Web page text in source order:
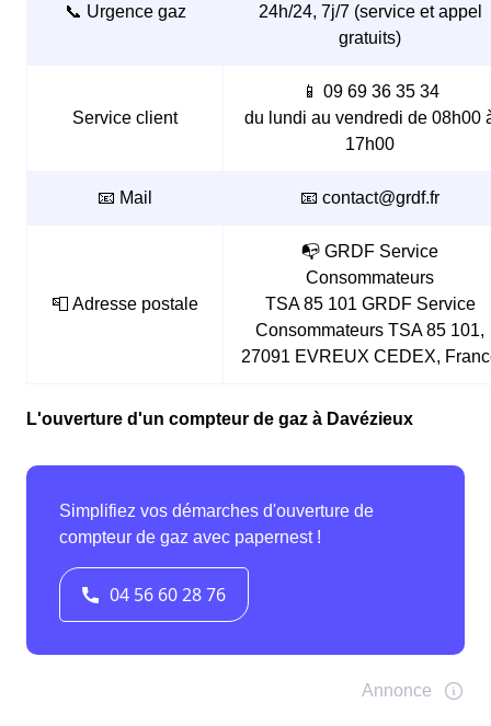
📞 Urgence gaz
24h/24, 7j/7 (service et appel
gratuits)
Service client
📱 09 69 36 35 34
du lundi au vendredi de 08h00
17h00
📧 Mail 📧 contact@grdf.fr
📮 Adresse postale
📭 GRDF Service
Consommateurs
TSA 85 101 GRDF Service
Consommateurs TSA 85 101,
27091 EVREUX CEDEX,
L'ouverture d'un compteur de gaz à Davézieux